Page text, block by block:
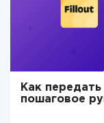
Как
пошаговое